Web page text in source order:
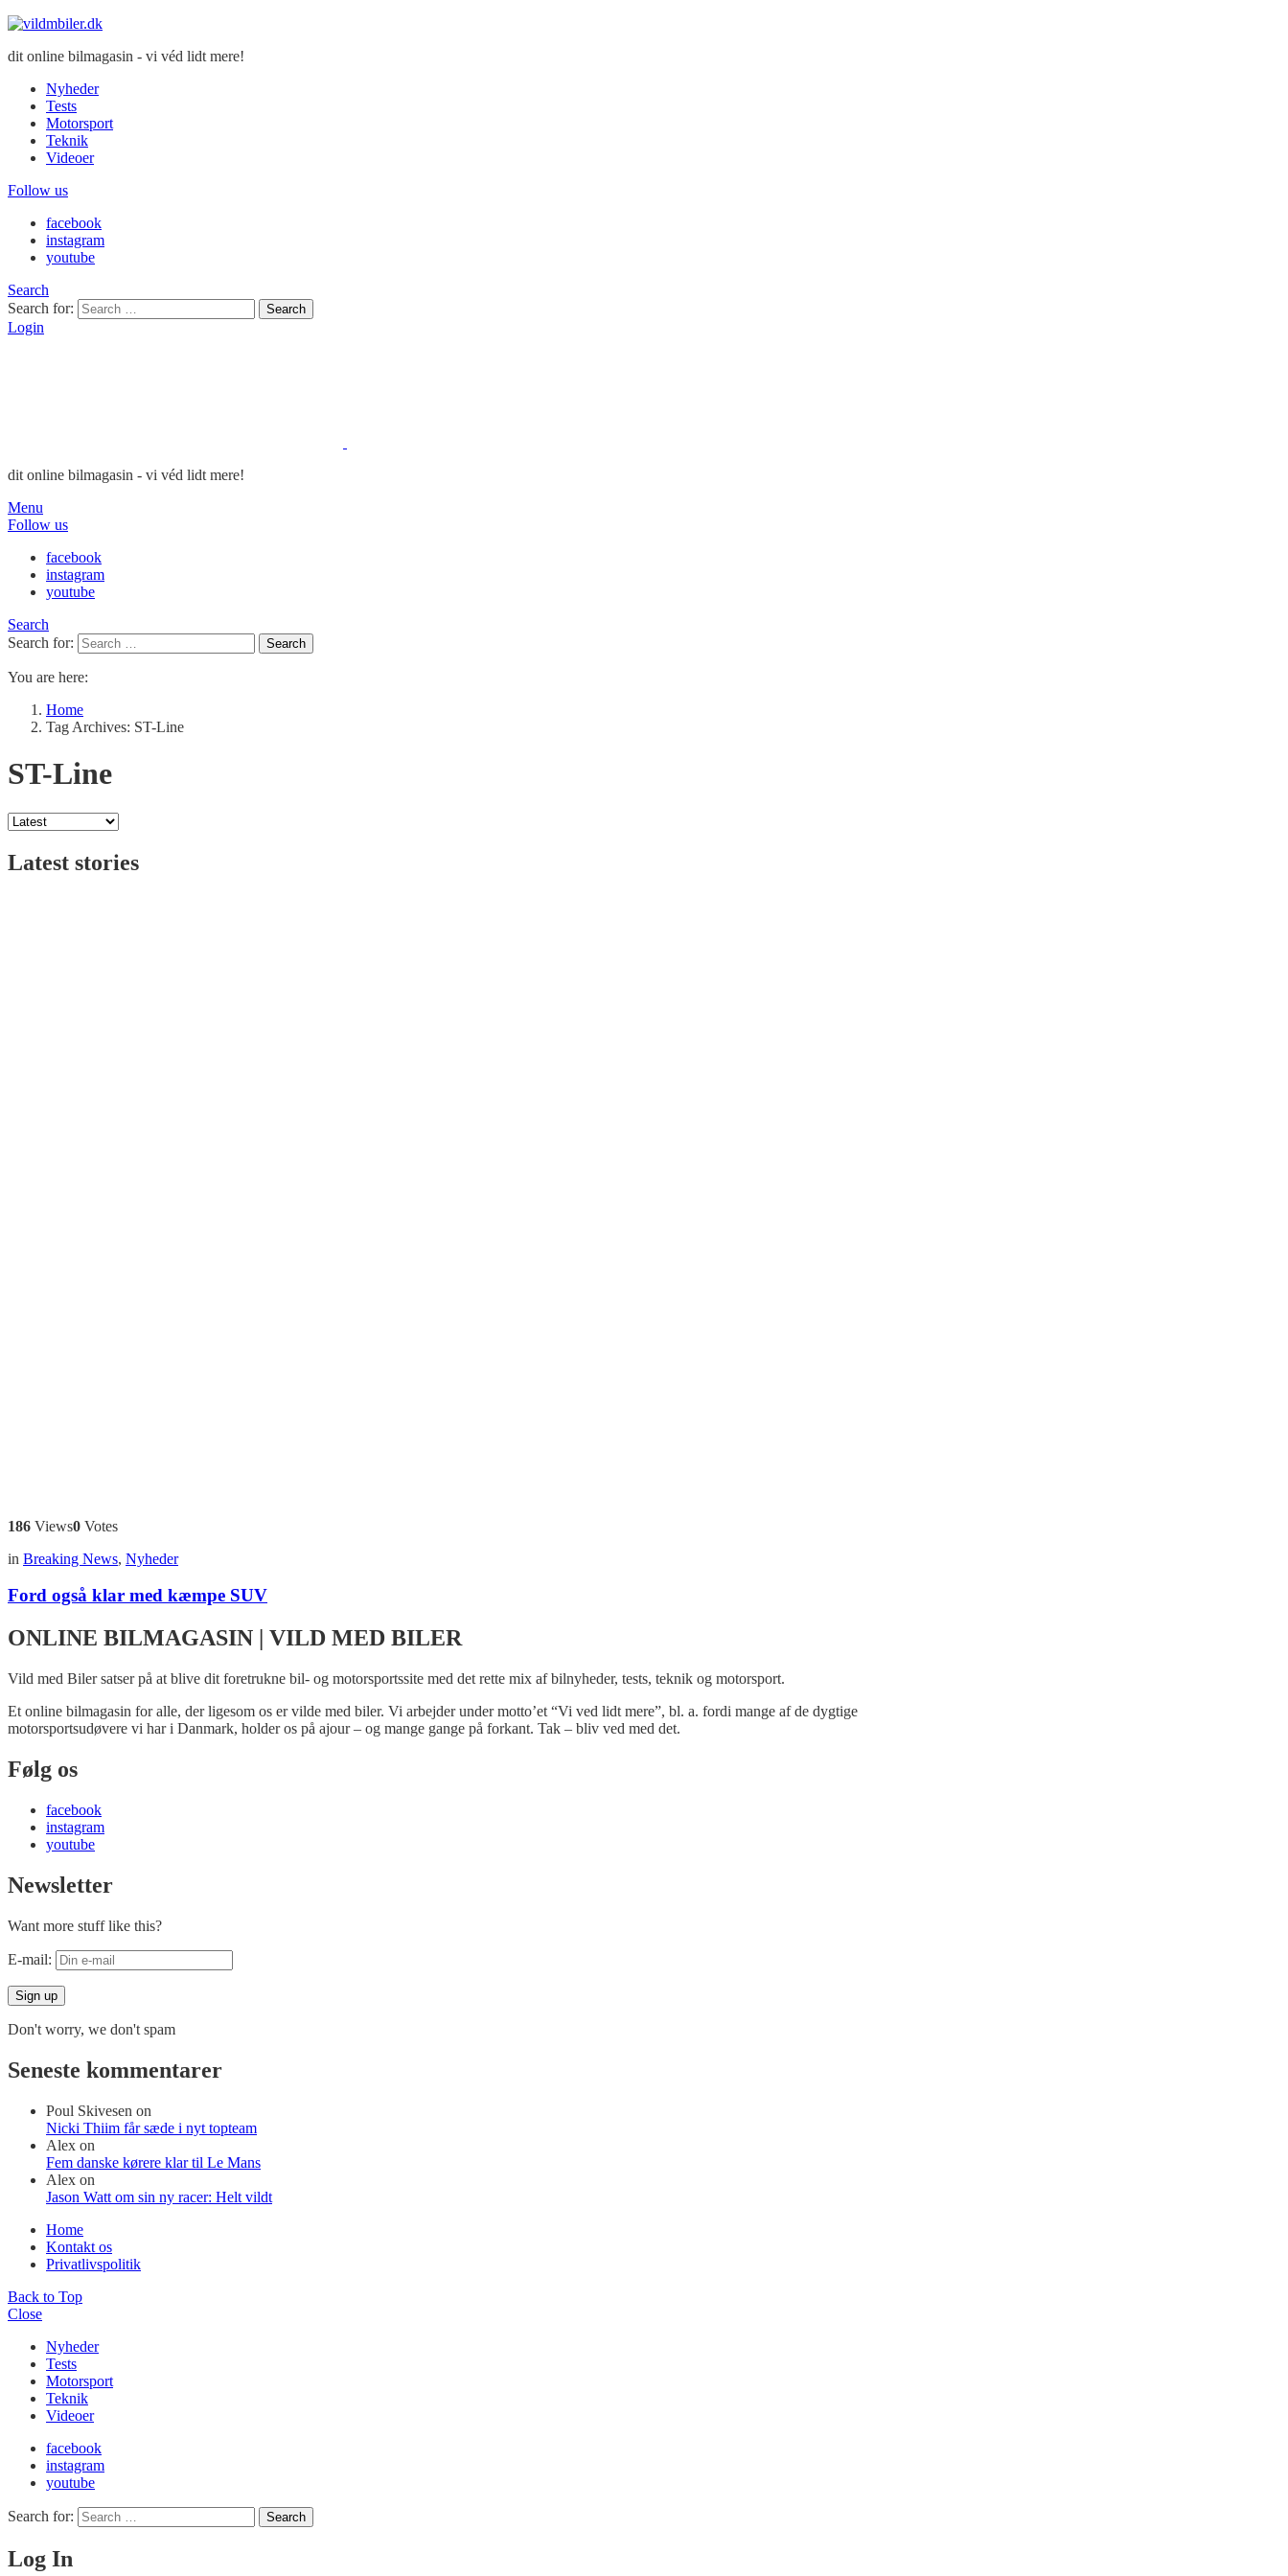
dit online bilmagasin - vi véd lidt mere!
Nyheder
Tests
Motorsport
Teknik
Videoer
Follow us
facebook
instagram
youtube
Search
Search for:
Search
Login
dit online bilmagasin - vi véd lidt mere!
Menu
Follow us
facebook
instagram
youtube
Search
Search for:
Search
You are here:
Home
Tag Archives: ST-Line
ST-Line
Latest stories
186 Views0 Votes
in Breaking News, Nyheder
Ford også klar med kæmpe SUV
ONLINE BILMAGASIN | VILD MED BILER
Vild med Biler satser på at blive dit foretrukne bil- og motorsportssite med det rette mix af bilnyheder, tests, teknik og motorsport.
Et online bilmagasin for alle, der ligesom os er vilde med biler. Vi arbejder under motto’et “Vi ved lidt mere”, bl. a. fordi mange af de dygtige
motorsportsudøvere vi har i Danmark, holder os på ajour – og mange gange på forkant. Tak – bliv ved med det.
Følg os
facebook
instagram
youtube
Newsletter
Want more stuff like this?
E-mail:
Don't worry, we don't spam
Seneste kommentarer
Poul Skivesen on
Nicki Thiim får sæde i nyt topteam
Alex on
Fem danske kørere klar til Le Mans
Alex on
Jason Watt om sin ny racer: Helt vildt
Home
Kontakt os
Privatlivspolitik
Back to Top
Close
Nyheder
Tests
Motorsport
Teknik
Videoer
facebook
instagram
youtube
Search for: Search
Log In